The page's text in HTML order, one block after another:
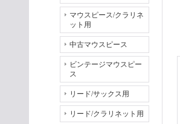
マウスピース/クラリネ
ット用
中古マウスピース
ビンテージマウスピー
ス
リード/サックス用
リード/クラリネット用